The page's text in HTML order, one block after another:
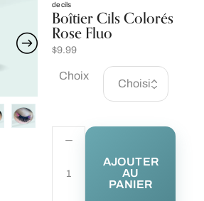
de cils
Boîtier Cils Colorés
Rose Fluo
$9.99
Choix
AJOUTER
AU
PANIER